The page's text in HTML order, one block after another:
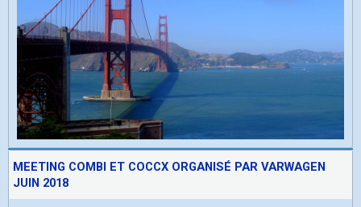
MEETING COMBI ET COCCX ORGANISÉ PAR VARWAGEN
JUIN 2018